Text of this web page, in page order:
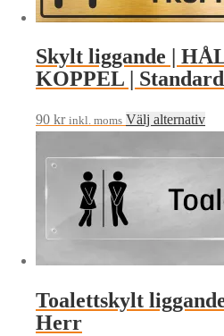
flera
De
olika
kan
Skylt liggande |
KOPPEL | Standard
90 kr inkl. moms Välj alternativDen
har
Toalettskylt
Herr